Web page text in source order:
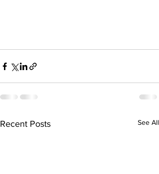
Recent Posts See All